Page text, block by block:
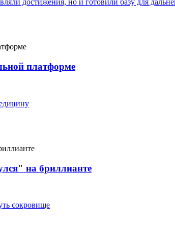
достижения, но и готовили базу для
платформе
на бриллианте
сокровище